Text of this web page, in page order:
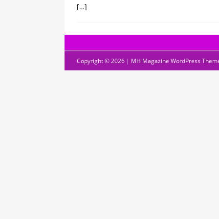
[…]
Copyright © 2026 | MH Magazine WordPress